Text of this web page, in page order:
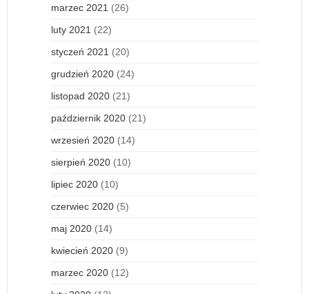
marzec 2021 (26)
luty 2021 (22)
styczeń 2021 (20)
grudzień 2020 (24)
listopad 2020 (21)
październik 2020 (21)
wrzesień 2020 (14)
sierpień 2020 (10)
lipiec 2020 (10)
czerwiec 2020 (5)
maj 2020 (14)
kwiecień 2020 (9)
marzec 2020 (12)